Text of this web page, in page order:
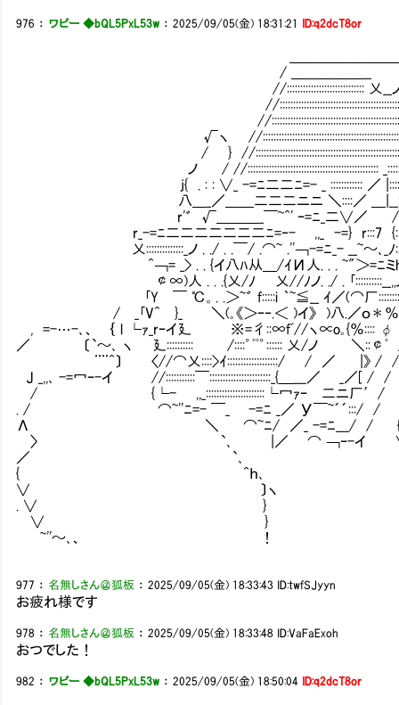
976 ： ワビー ◆bQL5PxL53w ：2025/09/05(金) 18:31:21 ID:q2dcT8or
/ ＿＿＿＿＿__ ＿＿＿
//::::::::::::::::::::::::::::: 乂__ノ
//
//
√ヽ //
/ } //
ノ / //:::::::::::::::::::::::::::::::::::::::::::::::::
j{ . : : ∨_ -=ﾆ二二ﾆ=- _ :::::::::::: ／
八＿_／＿＿二二二ニニ ＼::::／ ＿
r'゛ √＿＿＿_￣~^' ｰ=ﾆ_二∨／ /:::√＼
r_-=ﾆ二二二二二二二ﾆ=‐- ,,_ -=} r:::7
乂::::::::::::::_ノ . ./ . .￣/ .⌒~ .''￢-=ﾆ_- __~～､_
^￢= _> . . {イ八ﾊ从＿/ｲИ人. . . ~"＞=ﾆミ
￠∞)人 . . .{乂/ﾉ 乂//ﾉノ. ./ . ｢::::::::::__,,
｢Y㍉￣ ℃。. .＞~゛ f:::::i ｀~≦__ ｲ／(⌒厂
/ _｢V^∟}_ ＼(｡《＞ｰ‐.＜ )イ》 )八.／ｏ＊
, =-…-､、 ｛ l └ｧ_rｰイ廴 ※=彳::∞fﾞ//ヽ∝o｡{％
／ 〔`～､ ヽ 廴::::::::::∟ /::::゜ﾟﾟ゜:::::: 乂/ノ ＼
¨¨^〕 〈//⌒乂::::>ｲ:::::::::::::::::::/ / ／ |
J _,,､ -=冖ｰ-イ //:::::::::::￣:::::::::::::::::::::::_{＿___／ _
/ {└- ,,_::::::::::::::::::::::└冖ｧｰ㌻二ニ厂′/
. / ⌒~''ﾆ=- ￣_ -=ﾆ _／ У￣~´´:::/ /
Λ ＼ ⌒~ﾆ/ ／_ -=ﾆ___/ /
〉 `､ |／ ⌒ ￢ｰ-イ
／ `､
{ ^ｈ､
∨ 〕ヽ
. ∨ }
∨ }
~''～､、 ！
977 ： 名無しさん＠狐板 ：2025/09/05(金) 18:33:43 ID:twfSJyyn
お疲れ様です
978 ： 名無しさん＠狐板 ：2025/09/05(金) 18:33:48 ID:VaFaExoh
おつでした！
982 ： ワビー ◆bQL5PxL53w ：2025/09/05(金) 18:50:04 ID:q2dcT8or